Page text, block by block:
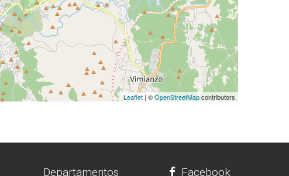
Leaflet | ©OpenStreetMapcontributors
Departamentos Facebook